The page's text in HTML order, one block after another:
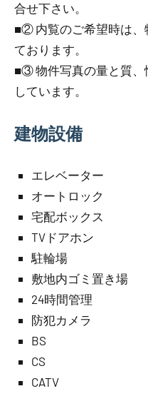
合せ下さい。
■② 内覧のご希望時は、
ております。
■③ 物件写真の量と質、
しています。
建物設備
エレベーター
オートロック
宅配ボックス
TVドアホン
駐輪場
敷地内ゴミ置き場
24時間管理
防犯カメラ
BS
CS
CATV